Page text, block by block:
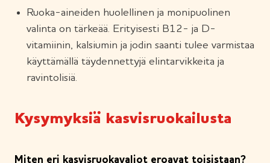
Ruoka-aineiden huolellinen ja monipuolinen
valinta on tärkeää. Erityisesti B12- ja D-
vitamiinin, kalsiumin ja jodin saanti tulee varmistaa
käyttämällä täydennettyjä elintarvikkeita ja
ravintolisiä.
Kysymyksiä kasvisruokailusta
Miten eri kasvisruokavaliot eroavat toisistaan?